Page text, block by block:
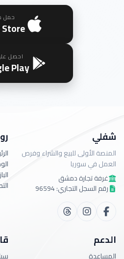
حمل
احصل
Play
شفلي
المنصة الأولى للبيع والشراء وفرص
العمل في سوريا
غرفة تجارة دمشق
رقم السجل التجاري: 96594
الدعم
المساعدة